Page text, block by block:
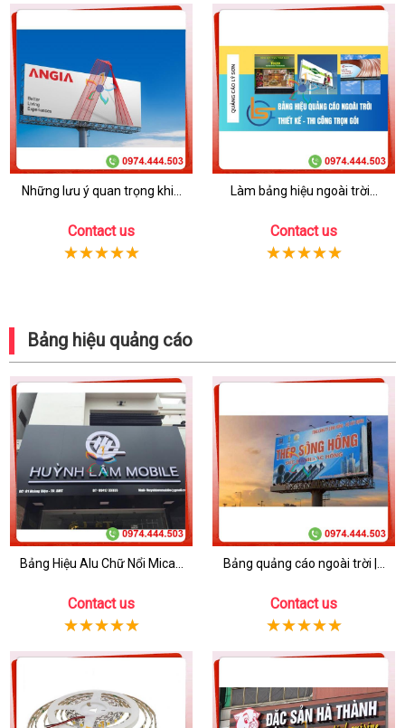
Những lưu ý quan trọng khi...
Contact us
Làm bảng hiệu ngoài trời...
Contact us
Bảng hiệu quảng cáo
Bảng Hiệu Alu Chữ Nổi Mica...
Contact us
Bảng quảng cáo ngoài trời |...
Contact us